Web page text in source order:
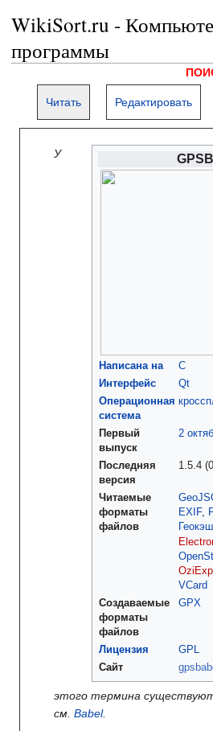
WikiSort.ru -
программы
Читать Редактировать
Написана на
C
Интерфейс
Qt
Операционная
система
Первый
выпуск
2
Последняя
версия
1.5.4
Читаемые
форматы
файлов
EXIF,
VCard
Создаваемые
форматы
файлов
GPX
Лицензия
GPL
Сайт
У
этого термина существуют
см.Babel.